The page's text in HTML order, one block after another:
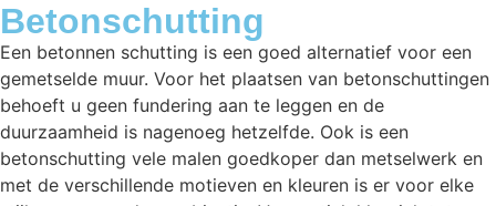
Betonschutting
Een betonnen schutting is een goed alternatief voor een
gemetselde muur. Voor het plaatsen van betonschuttingen
behoeft u geen fundering aan te leggen en de
duurzaamheid is nagenoeg hetzelfde. Ook is een
betonschutting vele malen goedkoper dan metselwerk en
met de verschillende motieven en kleuren is er voor elke